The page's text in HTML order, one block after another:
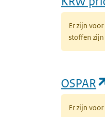
Er zijn
stoffen
OSPAR
Er zijn